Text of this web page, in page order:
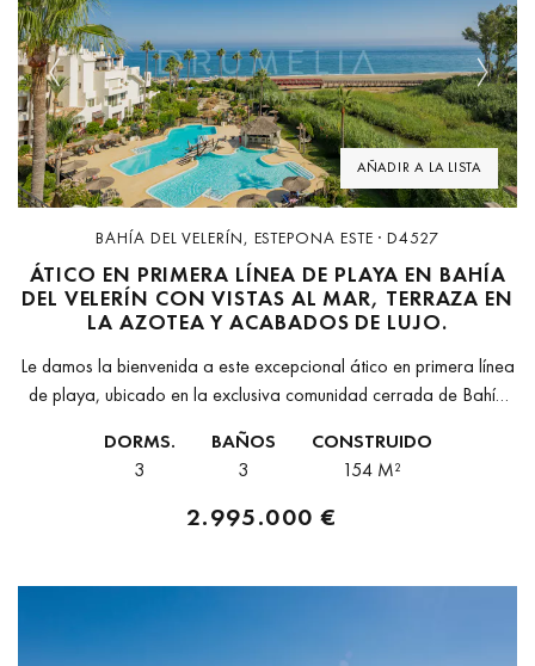
AÑADIR A LA LISTA
Previous Next
BAHÍA DEL VELERÍN, ESTEPONA ESTE · D4527
ÁTICO EN PRIMERA LÍNEA DE PLAYA EN BAHÍA
DEL VELERÍN CON VISTAS AL MAR, TERRAZA EN
LA AZOTEA Y ACABADOS DE LUJO.
Le damos la bienvenida a este excepcional ático en primera línea
de playa, ubicado en la exclusiva comunidad cerrada de Bahía
DORMS.
3
BAÑOS
3
CONSTRUIDO
154 M²
2.995.000 €